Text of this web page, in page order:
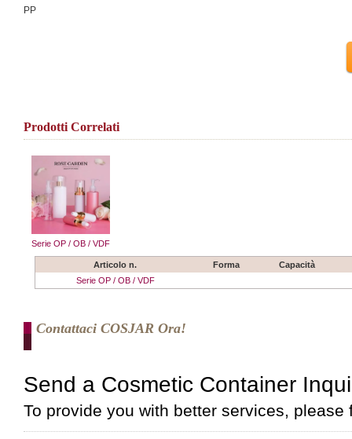
PP
Prodotti Correlati
Serie OP / OB / VDF
Articolo n. Forma
Capacità
Serie OP / OB / VDF
Contattaci COSJAR Ora!